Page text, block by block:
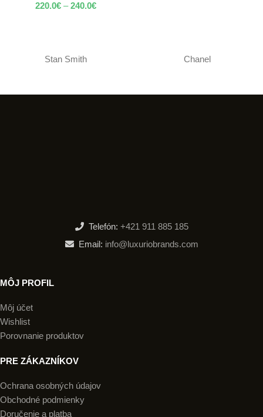
220.0€ – 240.0€
Stan Smith Chanel
Telefón: +421 911 885 185
Email: info@luxuriobrands.com
MÔJ PROFIL
Môj účet
Wishlist
Porovnanie produktov
PRE ZÁKAZNÍKOV
Ochrana osobných údajov
Obchodné podmienky
Doručenie a platba